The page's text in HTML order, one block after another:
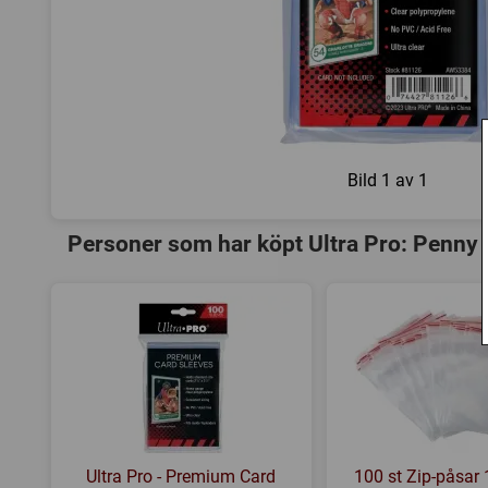
Bild 1 av 1
Personer som har köpt Ultra Pro:
Ultra Pro - Premium Card 100 st Zip-påsar